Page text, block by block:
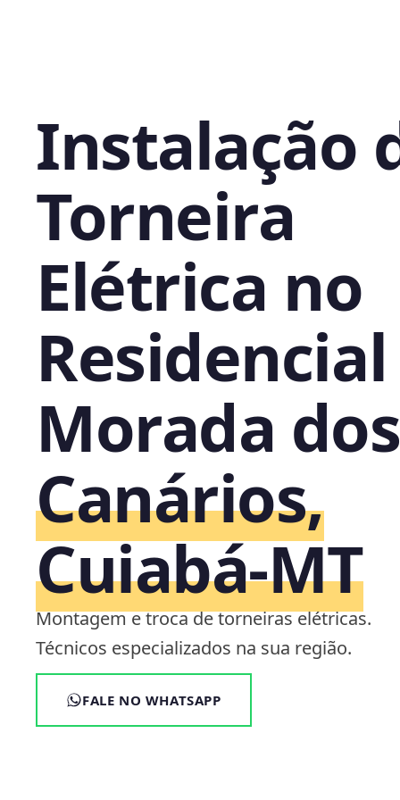
Instalação
Torneira
Elétrica no
Residencial
Morada dos
Canários,
Cuiabá‑MT
Montagem e troca de torneiras elétricas.
Técnicos especializados na sua região.
FALE NO WHATSAPP